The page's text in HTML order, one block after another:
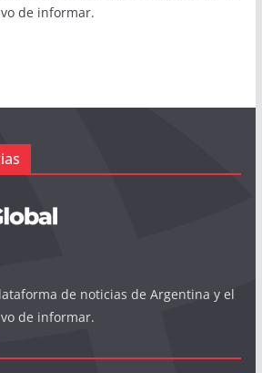
de informar.
de noticias de Argentina y el
de informar.